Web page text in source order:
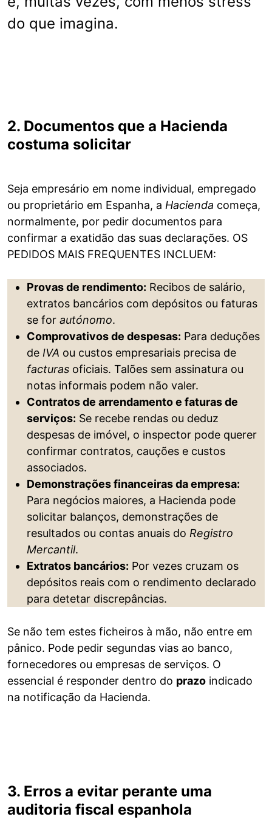
do que imagina.
2. Documentos que a Hacienda
costuma solicitar
Seja empresário em nome individual, empregado
ou proprietário em Espanha, a Hacienda começa,
normalmente, por pedir documentos para
confirmar a exatidão das suas declarações. OS
PEDIDOS MAIS FREQUENTES INCLUEM:
Provas de rendimento: Recibos de salário,
extratos bancários com depósitos ou faturas
se for autónomo.
Comprovativos de despesas: Para deduções
de IVA ou custos empresariais precisa de
facturas oficiais. Talões sem assinatura ou
notas informais podem não valer.
Contratos de arrendamento e faturas de
serviços: Se recebe rendas ou deduz
despesas de imóvel, o inspector pode querer
confirmar contratos, cauções e custos
associados.
Demonstrações financeiras da empresa:
Para negócios maiores, a Hacienda pode
solicitar balanços, demonstrações de
resultados ou contas anuais do Registro
Mercantil.
Extratos bancários: Por vezes cruzam os
depósitos reais com o rendimento declarado
para detetar discrepâncias.
Se não tem estes ficheiros à mão, não entre em
pânico. Pode pedir segundas vias ao banco,
fornecedores ou empresas de serviços. O
essencial é responder dentro do prazo indicado
na notificação da Hacienda.
3. Erros a evitar perante uma
auditoria fiscal espanhola